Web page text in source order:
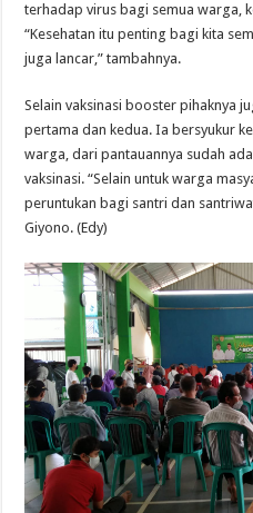
terhadap virus bagi semua warga,
“Kesehatan itu penting bagi kita
juga lancar,” tambahnya.
Selain vaksinasi booster pihaknya
pertama dan kedua. Ia bersyukur
warga, dari pantauannya sudah
vaksinasi. “Selain untuk warga
peruntukan bagi santri dan
Giyono. (Edy)